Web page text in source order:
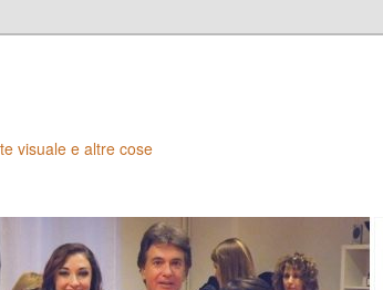
visuale e altre cose